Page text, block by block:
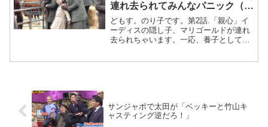
連れ去られてみんなパニック（ネ
タバレ、あらすじ）
どもす。のり子です。第2話.「親心」イ
ーディスの隠し子、マリゴールドが連れ
去られちゃいます。一応、養子として預
サンジャポで太田が「ベッキーと竹山キ
ャスティング逆だろ！」